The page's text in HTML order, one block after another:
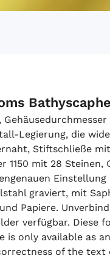
Legierung, die
Stiftschließe
1150 mit 28
graviert, mit
Papiere.
verfügbar. Diese
is only available as
of the text